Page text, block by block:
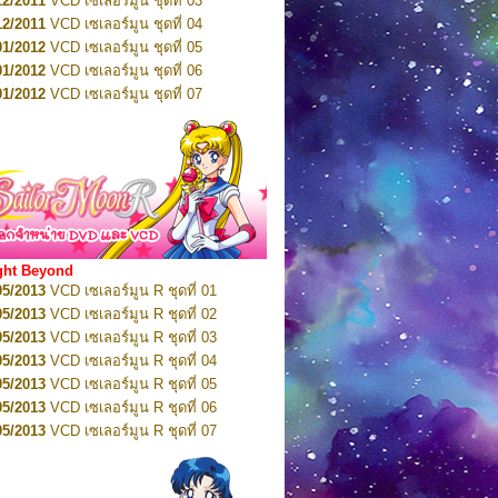
2016 DVD เซเลอร์มูน คริสตัล VOL.5
2016 DVD เซเลอร์มูน คริสตัล VOL.6
2016DVD เซเลอร์มูน คริสตัล VOL.7
2016DVD เซเลอร์มูน คริสตัล VOL.8
2017 DVD เซเลอร์มูน คริสตัล Box-Set
2011 VCD เซเลอร์มูน ชุดที่ 04
2012 VCD เซเลอร์มูน ชุดที่ 05
2012 VCD เซเลอร์มูน ชุดที่ 06
2012 VCD เซเลอร์มูน ชุดที่ 07
VCD เซเลอร์มูน ชุดที่ 08
VCD เซเลอร์มูน ชุดที่ 09
VCD เซเลอร์มูน ชุดที่ 10
2012VCD เซเลอร์มูน ชุดที่ 11
2012VCD เซเลอร์มูน ชุดที่ 12
2012VCD เซเลอร์มูน ชุดที่ 13
2012VCD เซเลอร์มูน ชุดที่ 14
2012 VCD เซเลอร์มูน ชุดที่ 15
VCD เซเลอร์มูน ชุดที่ 16
VCD เซเลอร์มูน ชุดที่ 17
VCD เซเลอร์มูน ชุดที่ 18
VCD เซเลอร์มูน ชุดที่ 19
VCD เซเลอร์มูน ชุดที่ 20
VCD เซเลอร์มูน ชุดที่ 21
VCD เซเลอร์มูน ชุดที่ 22
VCD เซเลอร์มูน ชุดที่ 23
DVD เซเลอร์มูน ชุดที่ 01
Beyond
2013 VCD เซเลอร์มูน R ชุดที่ 01
2013 VCD เซเลอร์มูน R ชุดที่ 02
2013 VCD เซเลอร์มูน R ชุดที่ 03
2013 VCD เซเลอร์มูน R ชุดที่ 04
2013 VCD เซเลอร์มูน R ชุดที่ 05
2013 VCD เซเลอร์มูน R ชุดที่ 06
2013 VCD เซเลอร์มูน R ชุดที่ 07
VCD เซเลอร์มูน R ชุดที่ 08
VCD เซเลอร์มูน R ชุดที่ 09